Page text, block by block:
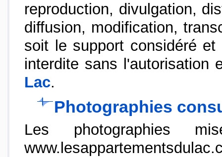
reproduction, divulgation,
diffusion, modification,
soit le support considéré
interdite sans l'autorisation
Lac.
Photographies
Les photographies